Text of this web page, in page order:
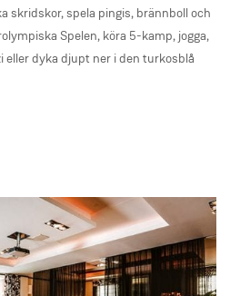
skridskor, spela pingis, brännboll och
Spelen, köra 5-kamp, jogga,
eller dyka djupt ner i den turkosblå